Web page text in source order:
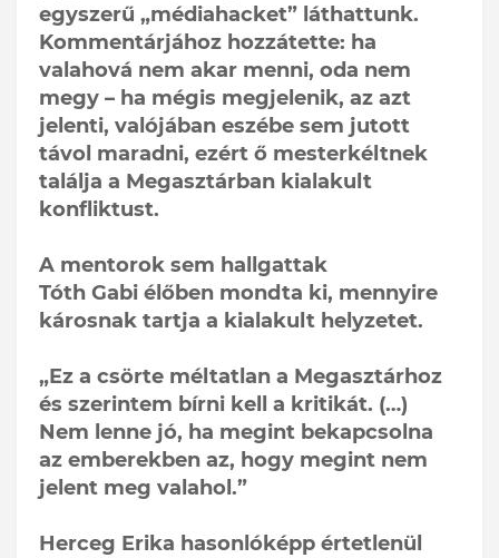
egyszerű „médiahacket” láthattunk.
Kommentárjához hozzátette: ha
valahová nem akar menni, oda nem
megy – ha mégis megjelenik, az azt
jelenti, valójában eszébe sem jutott
távol maradni, ezért ő mesterkéltnek
találja a Megasztárban kialakult
konfliktust.
A mentorok sem hallgattak
Tóth Gabi élőben mondta ki, mennyire
károsnak tartja a kialakult helyzetet.
„Ez a csörte méltatlan a Megasztárhoz
és szerintem bírni kell a kritikát. (…)
Nem lenne jó, ha megint bekapcsolna
az emberekben az, hogy megint nem
jelent meg valahol.”
Herceg Erika hasonlóképp értetlenül